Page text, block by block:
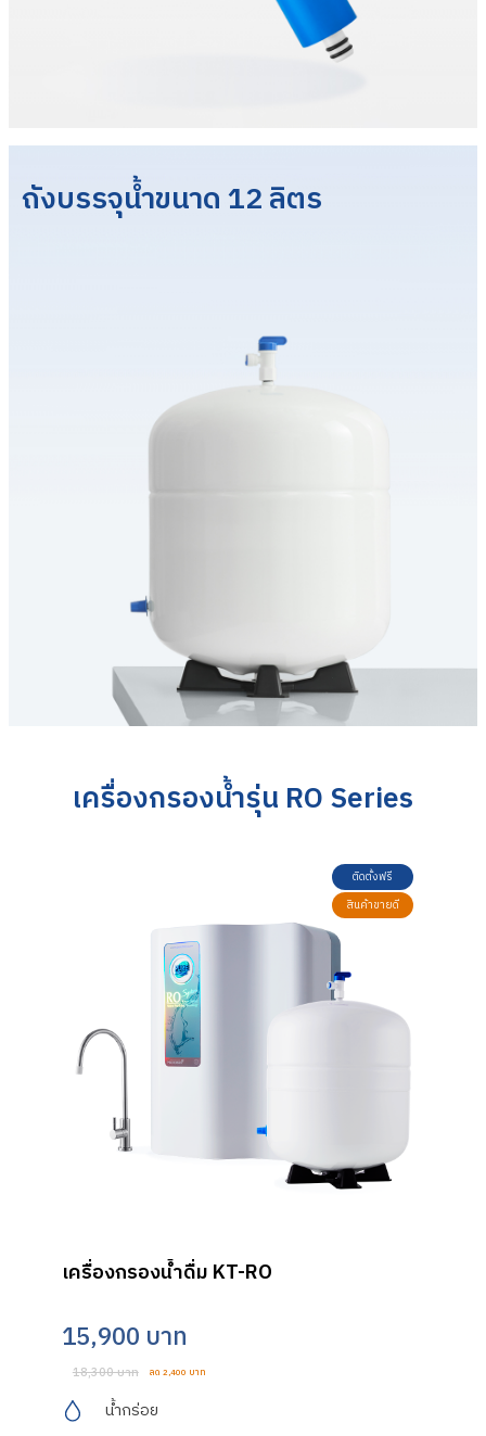
ถังบรรจุน้ำขนาด 12 ลิตร
เครื่องกรองน้ำรุ่น RO Series
ติดตั้งฟรี
สินค้าขายดี
เครื่องกรองน้ำดื่ม KT-RO
15,900 บาท
18,300 บาท ลด 2,400 บาท
น้ำกร่อย